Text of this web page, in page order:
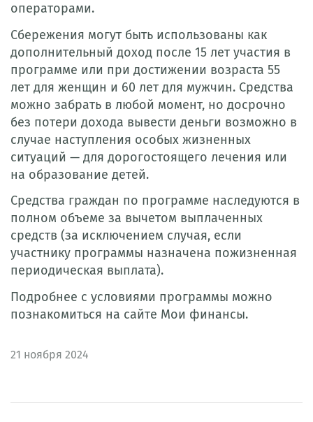
операторами.
Сбережения могут быть использованы как
дополнительный доход после 15 лет участия в
программе или при достижении возраста 55
лет для женщин и 60 лет для мужчин. Средства
можно забрать в любой момент, но досрочно
без потери дохода вывести деньги возможно в
случае наступления особых жизненных
ситуаций — для дорогостоящего лечения или
на образование детей.
Средства граждан по программе наследуются в
полном объеме за вычетом выплаченных
средств (за исключением случая, если
участнику программы назначена пожизненная
периодическая выплата).
Подробнее с условиями программы можно
познакомиться на сайте Мои финансы.
21 ноября 2024